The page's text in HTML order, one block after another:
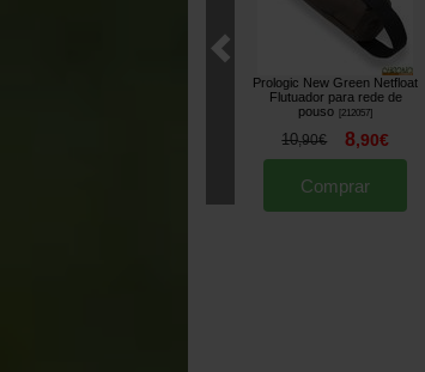
Prologic New Green Netfloat
Flutuador para rede de
pouso
212057]
10,90€ 8,90€
Comprar